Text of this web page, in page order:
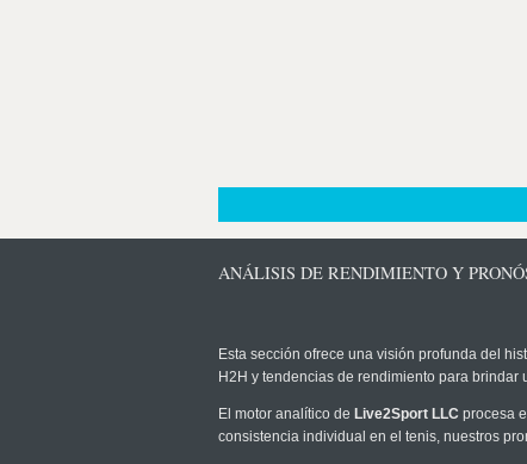
ANÁLISIS DE RENDIMIENTO Y
Esta sección ofrece una visión profunda del
H2H y tendencias de rendimiento para brindar
El motor analítico de Live2Sport LLC procesa
consistencia individual en el tenis, nuestros